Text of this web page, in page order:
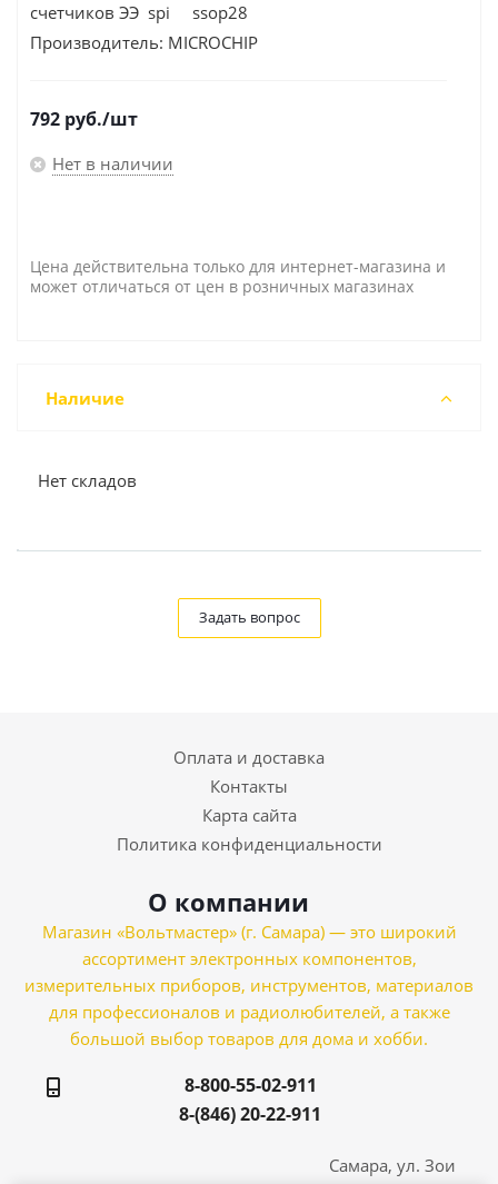
счетчиков ЭЭ spi ssop28
Производитель: MICROCHIP
792 руб./шт
Нет в наличии
Цена действительна только для интернет-магазина и
может отличаться от цен в розничных магазинах
Наличие
Нет складов
Задать вопрос
Оплата и доставка
Контакты
Карта сайта
Политика конфиденциальности
О компании
Магазин «Вольтмастер» (г. Самара) — это широкий
ассортимент электронных компонентов,
измерительных приборов, инструментов, материалов
для профессионалов и радиолюбителей, а также
большой выбор товаров для дома и хобби.
8-800-55-02-911
8-(846) 20-22-911
Самара, ул. Зои